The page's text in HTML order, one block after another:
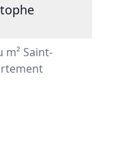
m² Saint-